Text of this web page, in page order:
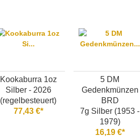
Kookaburra 1oz
Silber - 2026
(regelbesteuert)
77,43 €*
5 DM
Gedenkmünzen
BRD
7g Silber (1953 -
1979)
16,19 €*